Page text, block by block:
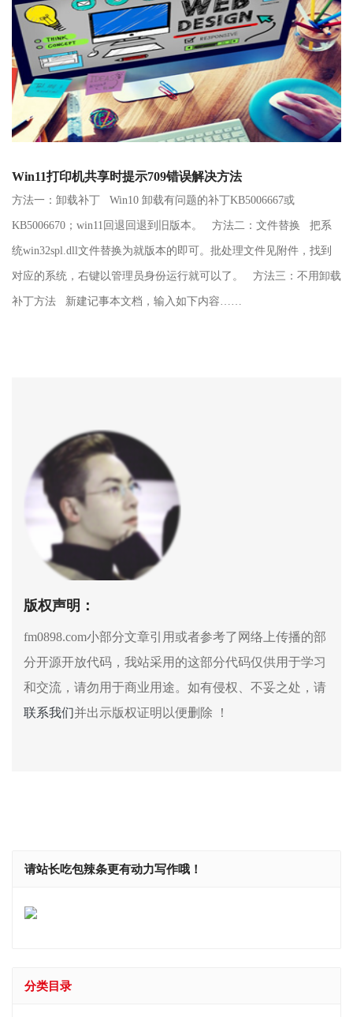
Win11打印机共享时提示709错误解决方法
方法一：卸载补丁 Win10 卸载有问题的补丁KB5006667或
KB5006670；win11回退回退到旧版本。 方法二：文件替换 把系
统win32spl.dll文件替换为就版本的即可。批处理文件见附件，找到
对应的系统，右键以管理员身份运行就可以了。 方法三：不用卸载
补丁方法 新建记事本文档，输入如下内容……
版权声明：
fm0898.com小部分文章引用或者参考了网络上传播的部
分开源开放代码，我站采用的这部分代码仅供用于学习
和交流，请勿用于商业用途。如有侵权、不妥之处，请
联系我们并出示版权证明以便删除 ！
请站长吃包辣条更有动力写作哦！
分类目录